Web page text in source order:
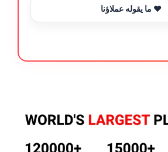
ما يقوله عملاؤنا ❤️